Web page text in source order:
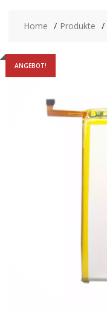
Home Produkte
ANGEBOT!